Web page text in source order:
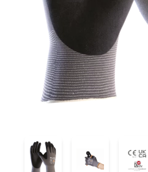
34-874
34-874